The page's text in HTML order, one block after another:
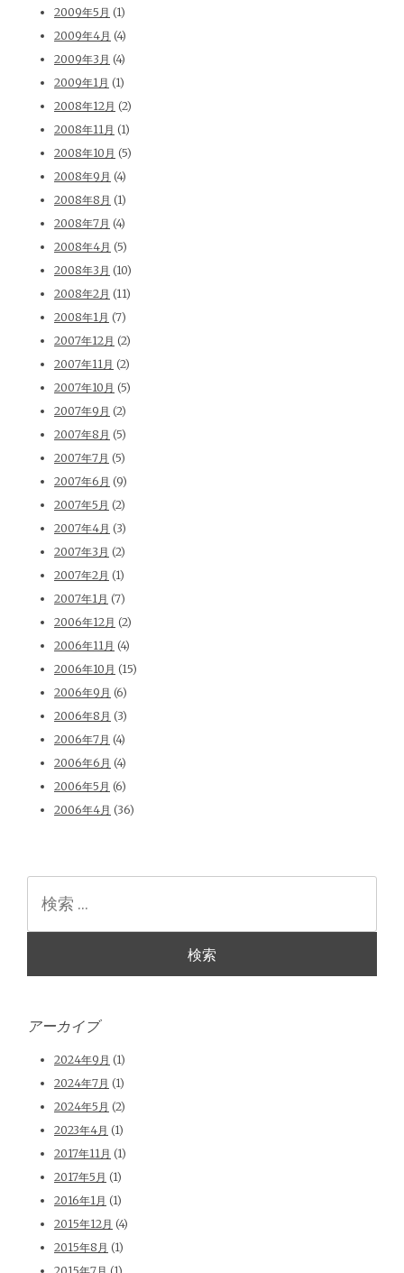
2009年5月 (1)
2009年4月 (4)
2009年3月 (4)
2009年1月 (1)
2008年12月 (2)
2008年11月 (1)
2008年10月 (5)
2008年9月 (4)
2008年8月 (1)
2008年7月 (4)
2008年4月 (5)
2008年3月 (10)
2008年2月 (11)
2008年1月 (7)
2007年12月 (2)
2007年11月 (2)
2007年10月 (5)
2007年9月 (2)
2007年8月 (5)
2007年7月 (5)
2007年6月 (9)
2007年5月 (2)
2007年4月 (3)
2007年3月 (2)
2007年2月 (1)
2007年1月 (7)
2006年12月 (2)
2006年11月 (4)
2006年10月 (15)
2006年9月 (6)
2006年8月 (3)
2006年7月 (4)
2006年6月 (4)
2006年5月 (6)
2006年4月 (36)
アーカイブ
2024年9月 (1)
2024年7月 (1)
2024年5月 (2)
2023年4月 (1)
2017年11月 (1)
2017年5月 (1)
2016年1月 (1)
2015年12月 (4)
2015年8月 (1)